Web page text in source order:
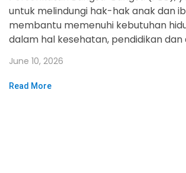
untuk melindungi hak-hak anak dan
membantu memenuhi kebutuhan
dalam hal kesehatan, pendidikan dan
June 10, 2026
Read More